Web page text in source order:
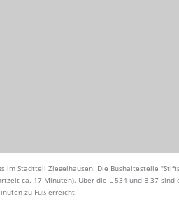
im Stadtteil Ziegelhausen. Die Bushaltestelle
ca. 17 Minuten). Über die L 534 und B 37
zu Fuß erreicht.